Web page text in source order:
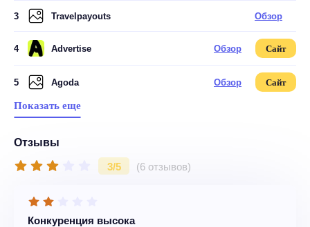
3 Travelpayouts Обзор
4 Advertise Обзор Сайт
5 Agoda Обзор Сайт
Показать еще
Отзывы
3/5 (6 отзывов)
Конкуренция высока